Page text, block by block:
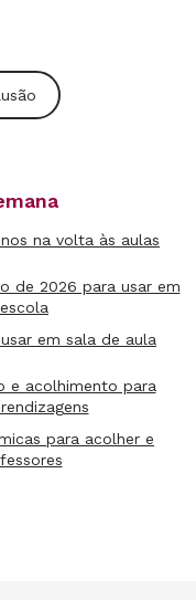
10. Foto:
na volta às aulas
de 2026 para usar em
em sala de aula
e acolhimento para
para acolher e